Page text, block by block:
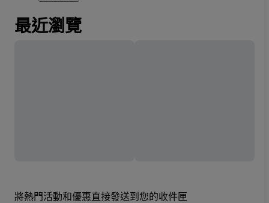
最近瀏覽
將熱門活動和優惠直接發送到您的收件匣